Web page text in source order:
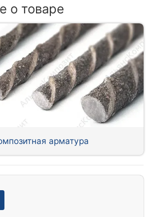
о товаре
арматура